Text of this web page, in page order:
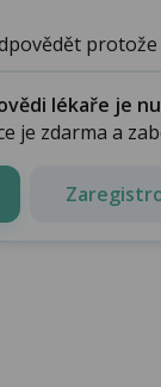
lékaře je
je zdarma a